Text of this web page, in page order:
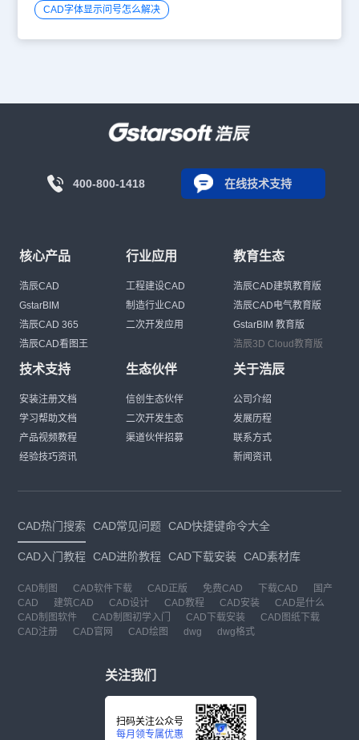
CAD字体显示问号怎么解决
400-800-1418 在线技术支持
核心产品
浩辰CAD
GstarBIM
浩辰CAD 365
浩辰CAD看图王
行业应用
工程建设CAD
制造行业CAD
二次开发应用
教育生态
浩辰CAD建筑教育版
浩辰CAD电气教育版
GstarBIM 教育版
浩辰3D Cloud教育版
技术支持
安装注册文档
学习帮助文档
产品视频教程
经验技巧资讯
生态伙伴
信创生态伙伴
二次开发生态
渠道伙伴招募
关于浩辰
公司介绍
发展历程
联系方式
新闻资讯
CAD热门搜索 CAD常见问题 CAD快捷键命令大全
CAD入门教程 CAD进阶教程 CAD下载安装 CAD素材库
CAD制图 CAD软件下载 CAD正版 免费CAD 下载CAD
国产
CAD
建筑CAD CAD设计 CAD教程 CAD安装
CAD是什么
CAD制图软件
CAD制图初学入门 CAD下载安装
CAD图纸下载
CAD注册
CAD官网 CAD绘图 dwg dwg格式
关注我们
扫码关注公众号
每月领专属优惠